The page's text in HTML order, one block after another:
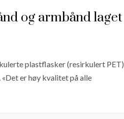
og armbånd laget
plastflasker (resirkulert PET)
er høy kvalitet på alle